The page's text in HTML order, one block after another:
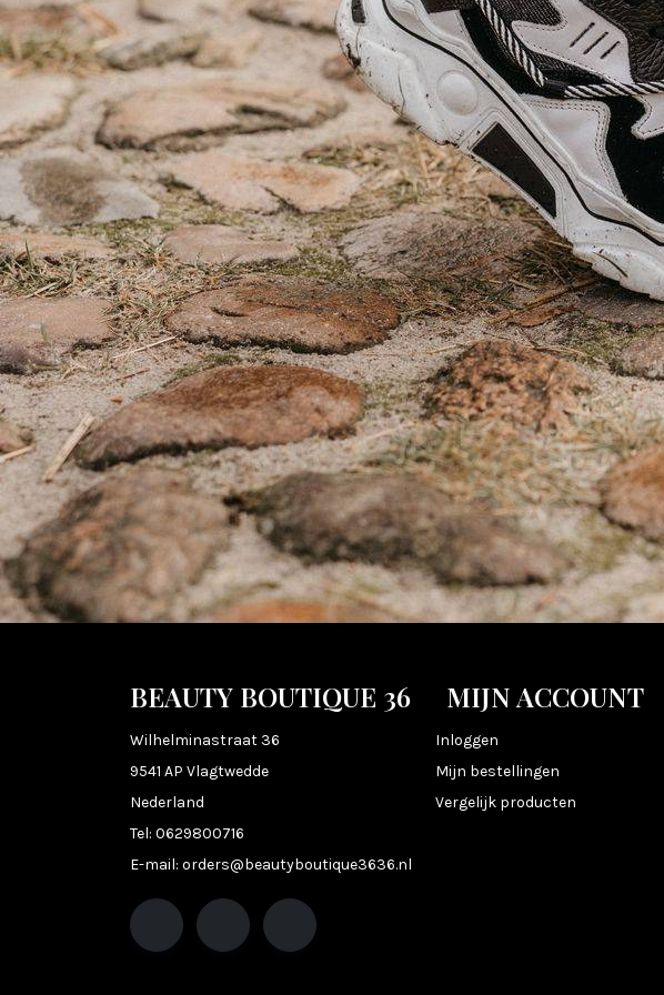
BEAUTY BOUTIQUE 36
Wilhelminastraat 36
9541 AP Vlagtwedde
Nederland
Tel: 0629800716
E-mail: orders@beautyboutique3636.nl
MIJN ACCOUNT
Inloggen
Mijn bestellingen
Vergelijk producten